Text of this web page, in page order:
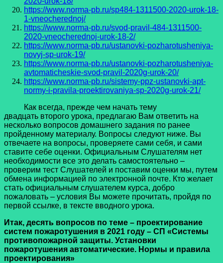
https://www.norma-pb.ru/sp484-1311500-2020-urok-18-
1-vneocherednoj/
https://www.norma-pb.ru/svod-pravil-484-1311500-
2020-vneocherednoj-urok-18-2/
https://www.norma-pb.ru/ustanovki-pozharotusheniya-
novyj-sp-urok-19/
https://www.norma-pb.ru/ustanovki-pozharotusheniya-
avtomaticheskie-svod-pravil-2020g-urok-20/
https://www.norma-pb.ru/sistemy-ppz-ustanovki-apt-
normy-i-pravila-proektirovaniya-sp-2020g-urok-21/
Как всегда, прежде чем начать тему
двадцать второго урока, предлагаю Вам ответить на
несколько вопросов домашнего задания по ранее
пройденному материалу. Вопросы следуют ниже. Вы
отвечаете на вопросы, проверяете сами себя, и сами
ставите себе оценки. Официальным Слушателям нет
необходимости все это делать самостоятельно –
проверим тест Слушателей и поставим оценки мы, путем
обмена информацией по электронной почте. Кто желает
стать официальным слушателем курса, добро
пожаловать – условия Вы можете прочитать, пройдя по
первой ссылке, в тексте вводного урока.
Итак, десять вопросов по теме – проектирование
систем пожаротушения в 2021 году – СП «Системы
противопожарной защиты. Установки
пожаротушения автоматические. Нормы и правила
проектирования»